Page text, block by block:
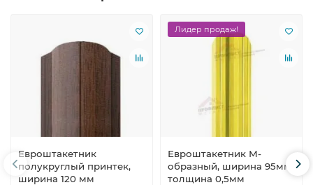
Евроштакетник
полукруглый принтек,
ширина 120 мм
Лидер продаж!
Евроштакетник М-
образный, ширина 95мм,
толщина 0,5мм